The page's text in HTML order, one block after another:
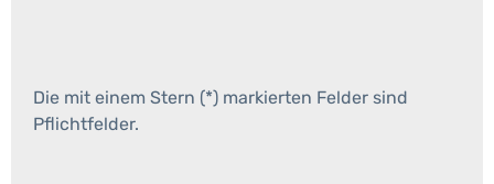
Die mit einem Stern (*) markierten Felder sind
Pflichtfelder.